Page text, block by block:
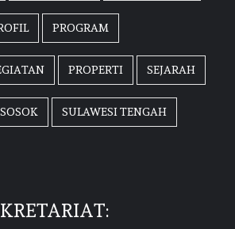
PROGRAM
PROPERTI SEJARAH
SOSOK SULAWESI TENGAH